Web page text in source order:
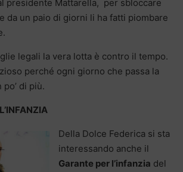
presidente Mattarella, per sbloccare
da un paio di giorni li ha fatti piombare
legali la vera lotta è contro il tempo.
perché ogni giorno che passa la
po’ di più.
Della Dolce Federica si sta
interessando anche il
Garante per l’infanzia del